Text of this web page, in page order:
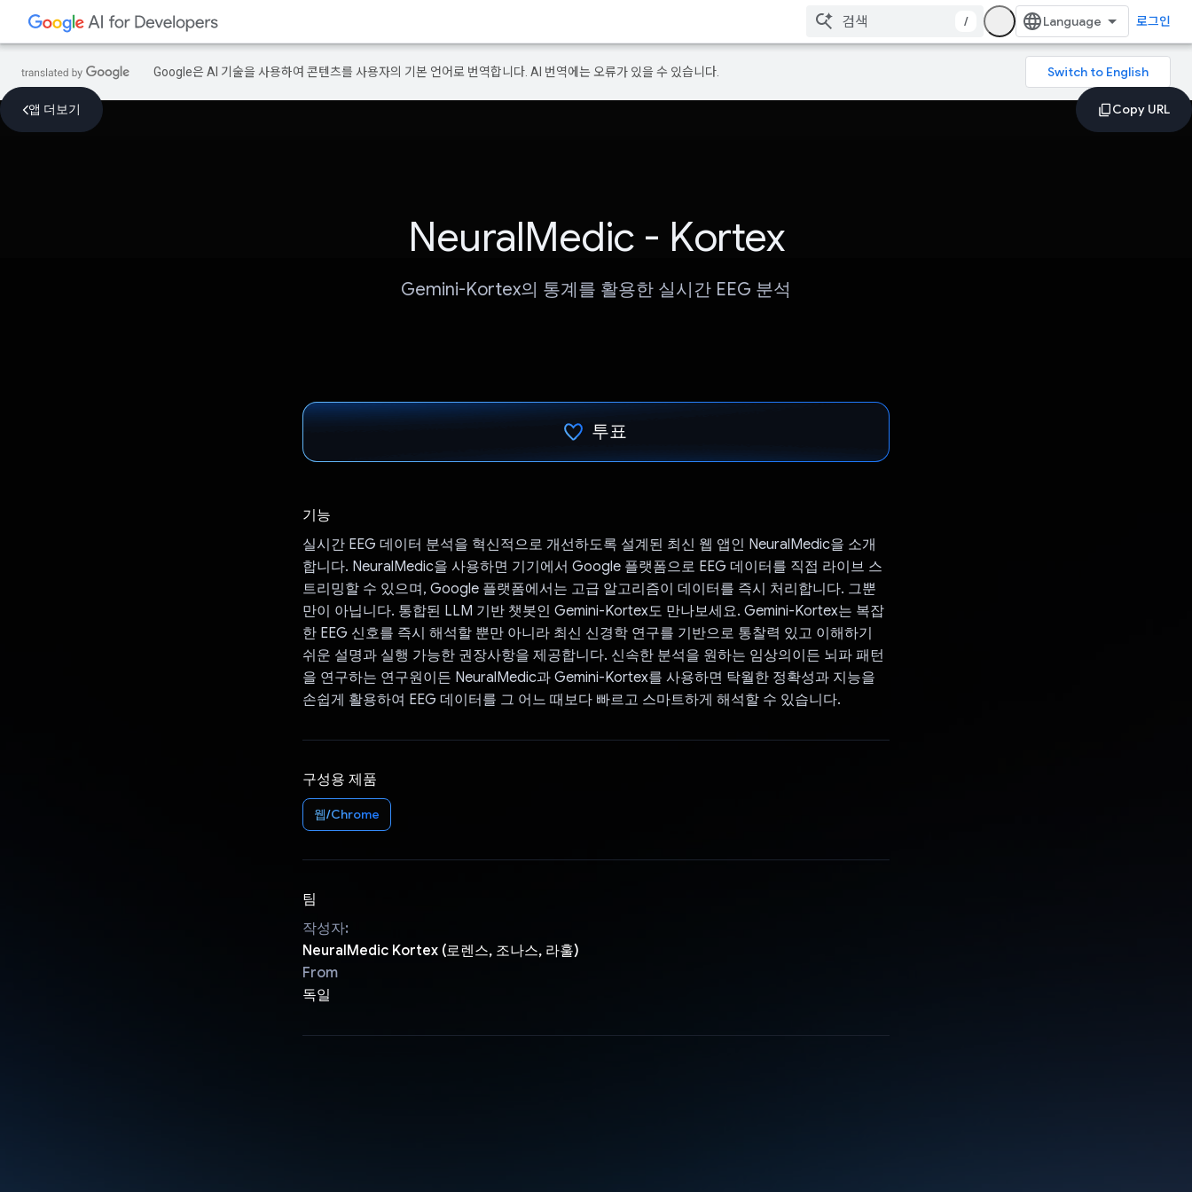
/ 로그인
Google은 AI 기술을 사용하여 콘텐츠를 사용자의 기본 언어로 번역합니다. AI 번역에는 오류가 있을 수 있습니다.
앱 더보기
NeuralMedic - Kortex
Gemini-Kortex의 통계를 활용한 실시간 EEG 분석
투표
기능
실시간 EEG 데이터 분석을 혁신적으로 개선하도록 설계된 최신 웹 앱인 NeuralMedic을 소개
합니다. NeuralMedic을 사용하면 기기에서 Google 플랫폼으로 EEG 데이터를 직접 라이브 스
트리밍할 수 있으며, Google 플랫폼에서는 고급 알고리즘이 데이터를 즉시 처리합니다. 그뿐
만이 아닙니다. 통합된 LLM 기반 챗봇인 Gemini-Kortex도 만나보세요. Gemini-Kortex는 복잡
한 EEG 신호를 즉시 해석할 뿐만 아니라 최신 신경학 연구를 기반으로 통찰력 있고 이해하기
쉬운 설명과 실행 가능한 권장사항을 제공합니다. 신속한 분석을 원하는 임상의이든 뇌파 패턴
을 연구하는 연구원이든 NeuralMedic과 Gemini-Kortex를 사용하면 탁월한 정확성과 지능을
손쉽게 활용하여 EEG 데이터를 그 어느 때보다 빠르고 스마트하게 해석할 수 있습니다.
구성용 제품
웹/Chrome
팀
작성자:
NeuralMedic Kortex (로렌스, 조나스, 라훌)
From
독일